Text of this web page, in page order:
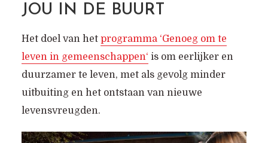
JOU IN DE BUURT
Het doel van het programma ‘Genoeg om te
leven in gemeenschappen‘ is om eerlijker en
duurzamer te leven, met als gevolg minder
uitbuiting en het ontstaan van nieuwe
levensvreugden.